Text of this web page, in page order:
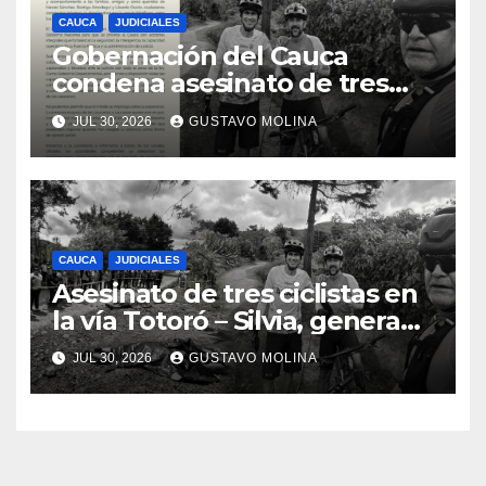
CAUCA JUDICIALES
Gobernación del Cauca
condena asesinato de tres
ciudadanos y exige medidas
urgentes al Gobierno
Nacional
JUL 30, 2026 GUSTAVO MOLINA
CAUCA JUDICIALES
Asesinato de tres ciclistas en
la vía Totoró – Silvia, genera
consternación en el Cauca
JUL 30, 2026 GUSTAVO MOLINA